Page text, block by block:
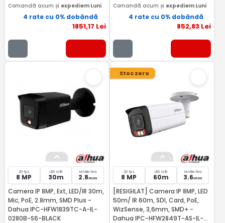
Comandă acum și expediem Luni
4 rate cu 0% dobândă
1851,17 Lei
Comandă acum și expediem Luni
4 rate cu 0% dobândă
852,83 Lei
20 fps
8 MP
LED si IR
30m
lentila fixa
2.8mm
Camera IP 8MP, Ext, LED/IR 30m,
Mic, PoE, 2.8mm, SMD Plus -
Dahua IPC-HFW1839TC-A-IL-
0280B-S6-BLACK
Stoc zero
20 fps
8 MP
LED si IR
60m
lentila fixa
3.6mm
[RESIGILAT] Camera IP 8MP, LED
50m/ IR 60m, SDI, Card, PoE,
WizSense, 3,6mm, SMD+ -
Dahua IPC-HFW2849T-AS-IL-